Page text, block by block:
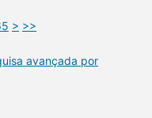
> >>
avançada por